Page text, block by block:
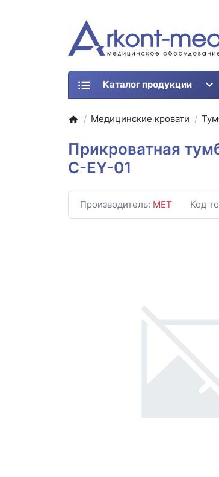
Каталог продукции
Медицинские кровати
Прикроватная
C-EY-01
Производитель: MET Код